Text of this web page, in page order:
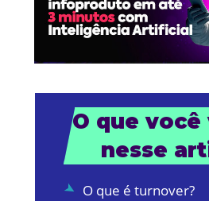
O que você
nesse
O que é turnover?